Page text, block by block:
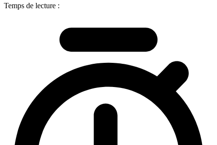
Temps de lecture :